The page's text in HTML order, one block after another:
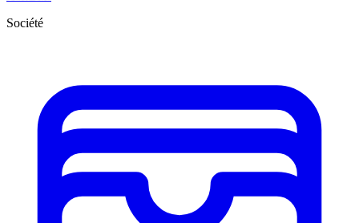
Société